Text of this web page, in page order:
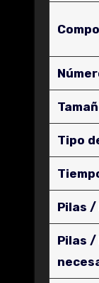
Tipo
Pilas
Pilas